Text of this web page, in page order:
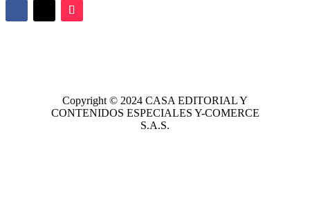
Copyright © 2024 CASA EDITORIALY
CONTENIDOS ESPECIALES Y-COMERCE
S.A.S.